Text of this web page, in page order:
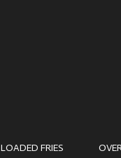
LOADED FRIES